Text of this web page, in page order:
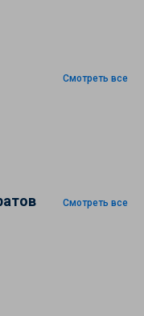
Смотреть все
Смотреть все